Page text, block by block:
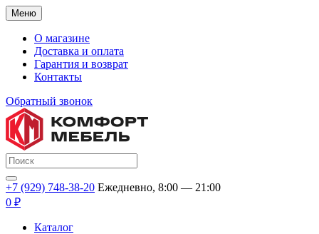
Меню
О магазине
Доставка и оплата
Гарантия и возврат
Контакты
Обратный звонок
+7 (929) 748-38-20 Ежедневно, 8:00 — 21:00
0 ₽
Каталог